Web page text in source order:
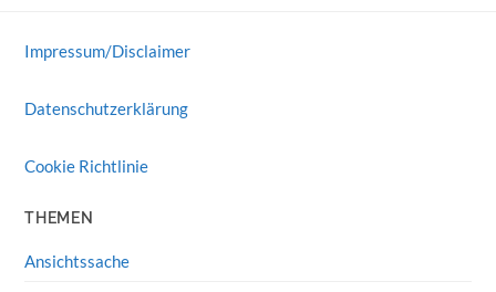
Impressum/Disclaimer
Datenschutzerklärung
Cookie Richtlinie
THEMEN
Ansichtssache